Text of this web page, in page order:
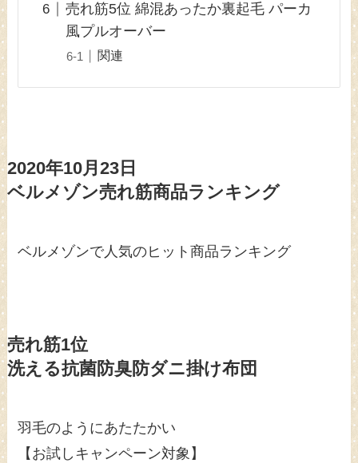
売れ筋5位 綿混あったか裏起毛 パーカ
風プルオーバー
関連
2020年10月23日
ベルメゾン売れ筋商品ランキング
ベルメゾンで人気のヒット商品ランキング
売れ筋1位
洗える抗菌防臭防ダニ掛け布団
羽毛のようにあたたかい
【お試しキャンペーン対象】